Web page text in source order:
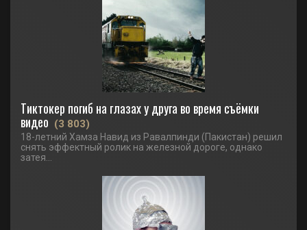
Тиктокер погиб на глазах у друга во время съёмки
видео (3 803)
18-летний Хамза Навид из Равалпинди (Пакистан) решил
снять эффектный ролик на железной дороге, однако
затея...